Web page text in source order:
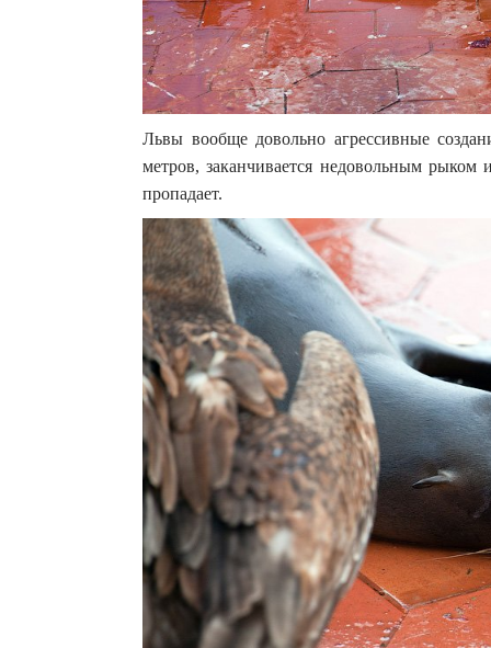
Львы вообще довольно агрессивные
метров, заканчивается недовольным рыком
пропадает.